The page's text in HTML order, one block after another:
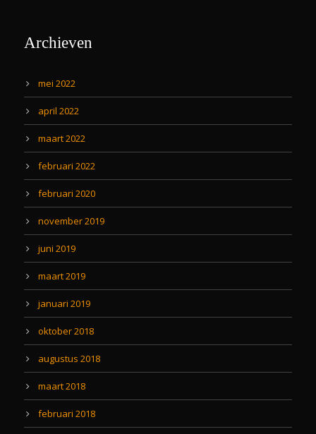
Archieven
mei 2022
april 2022
maart 2022
februari 2022
februari 2020
november 2019
juni 2019
maart 2019
januari 2019
oktober 2018
augustus 2018
maart 2018
februari 2018